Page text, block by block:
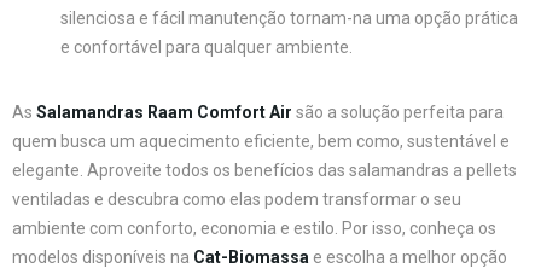
silenciosa e fácil manutenção tornam-na uma opção prática
e confortável para qualquer ambiente.
As Salamandras Raam Comfort Air são a solução perfeita para
quem busca um aquecimento eficiente, bem como, sustentável e
elegante. Aproveite todos os benefícios das salamandras a pellets
ventiladas e descubra como elas podem transformar o seu
ambiente com conforto, economia e estilo. Por isso, conheça os
modelos disponíveis na Cat-Biomassa e escolha a melhor opção